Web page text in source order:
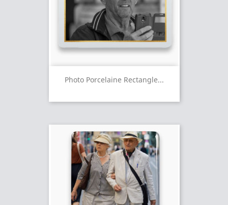
Photo Porcelaine Rectangle...